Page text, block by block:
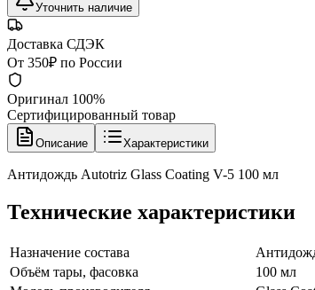
Уточнить наличие
Доставка СДЭК
От 350₽ по России
Оригинал 100%
Сертифицированный товар
Описание Характеристики
Антидождь Autotriz Glass Coating V-5 100 мл
Технические характеристики
Назначение состава
Объём тары, фасовка
100 мл